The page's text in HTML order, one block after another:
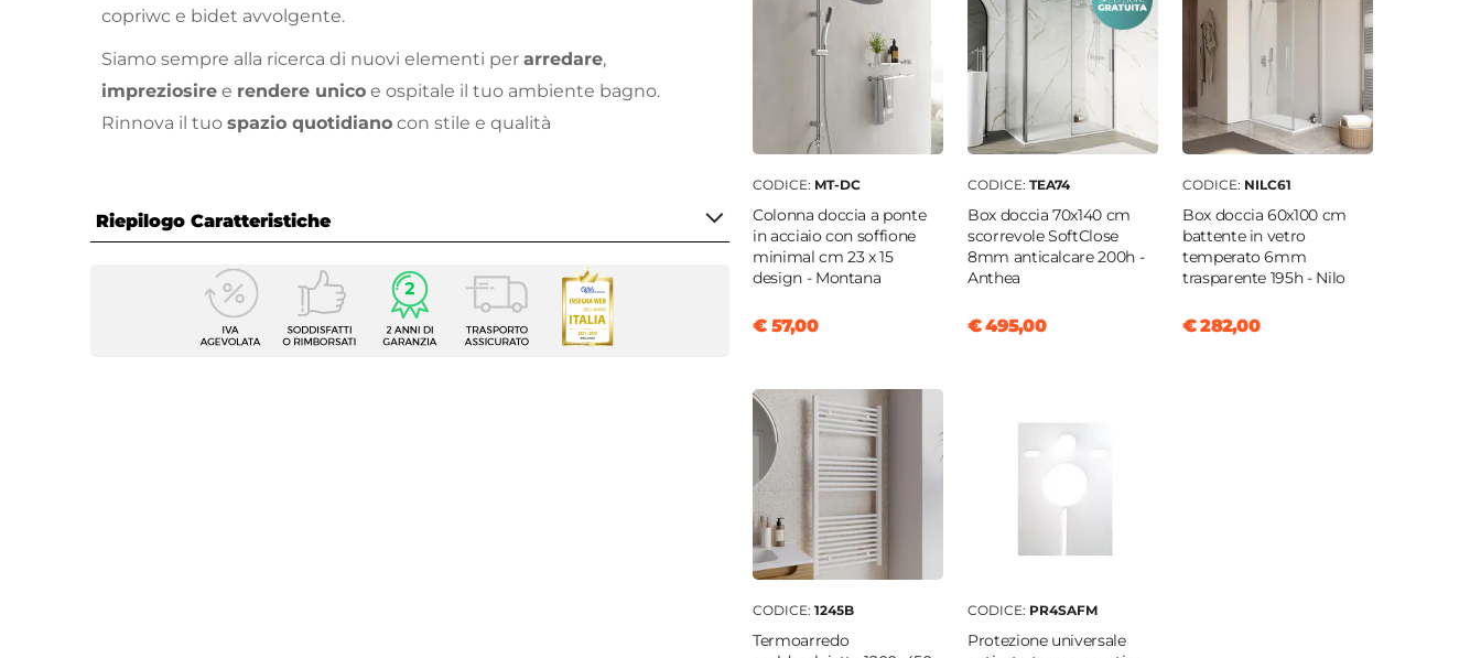
copriwc e bidet avvolgente.
Siamo sempre alla ricerca di nuovi elementi per arredare,
impreziosire e rendere unico e ospitale il tuo ambiente bagno.
Rinnova il tuo spazio quotidiano con stile e qualità
Riepilogo Caratteristiche
Caratteristiche Generali
Sanitari filomuro
Bianco
CODICE: MT-DC
Colonna doccia a ponte
in acciaio con soffione
minimal cm 23 x 15
design - Montana
€ 57,00
CODICE: TEA74
Box doccia 70x140 cm
scorrevole SoftClose
8mm anticalcare 200h -
Anthea
€ 495,00
CODICE: NILC61
Box doccia 60x100 cm
battente in vetro
temperato 6mm
trasparente 195h - Nilo
€ 282,00
CODICE: 1245B
Termoarredo
CODICE: PR4SAFM
Protezione universale